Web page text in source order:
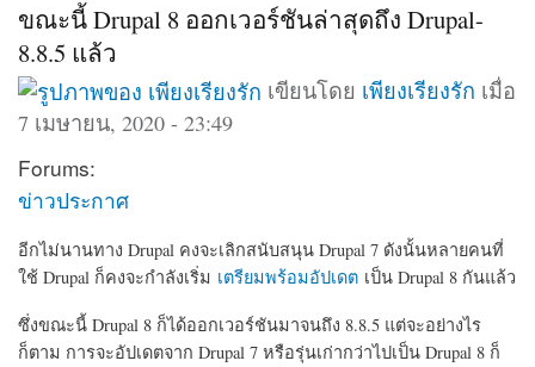
ขณะนี้ Drupal 8 ออกเวอร์ชันล่าสุดถึง Drupal-
8.8.5 แล้ว
เขียนโดย เพียงเรียงรัก เมื่อ
7 เมษายน, 2020 - 23:49
Forums:
ข่าวประกาศ
อีกไม่นานทาง Drupal คงจะเลิกสนับสนุน Drupal 7 ดังนั้นหลายคนที่
ใช้ Drupal ก็คงจะกำลังเริ่ม เตรียมพร้อมอัปเดต เป็น Drupal 8 กันแล้ว
ซึ่งขณะนี้ Drupal 8 ก็ได้ออกเวอร์ชันมาจนถึง 8.8.5 แต่จะอย่างไร
ก็ตาม การจะอัปเดตจาก Drupal 7 หรือรุ่นเก่ากว่าไปเป็น Drupal 8 ก็